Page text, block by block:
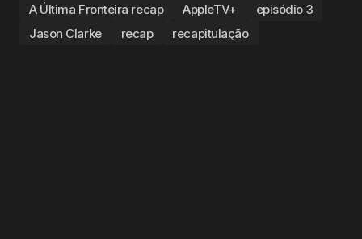
A Última Fronteira recap
AppleTV+
episódio 3
Jason Clarke
recap recapitulação